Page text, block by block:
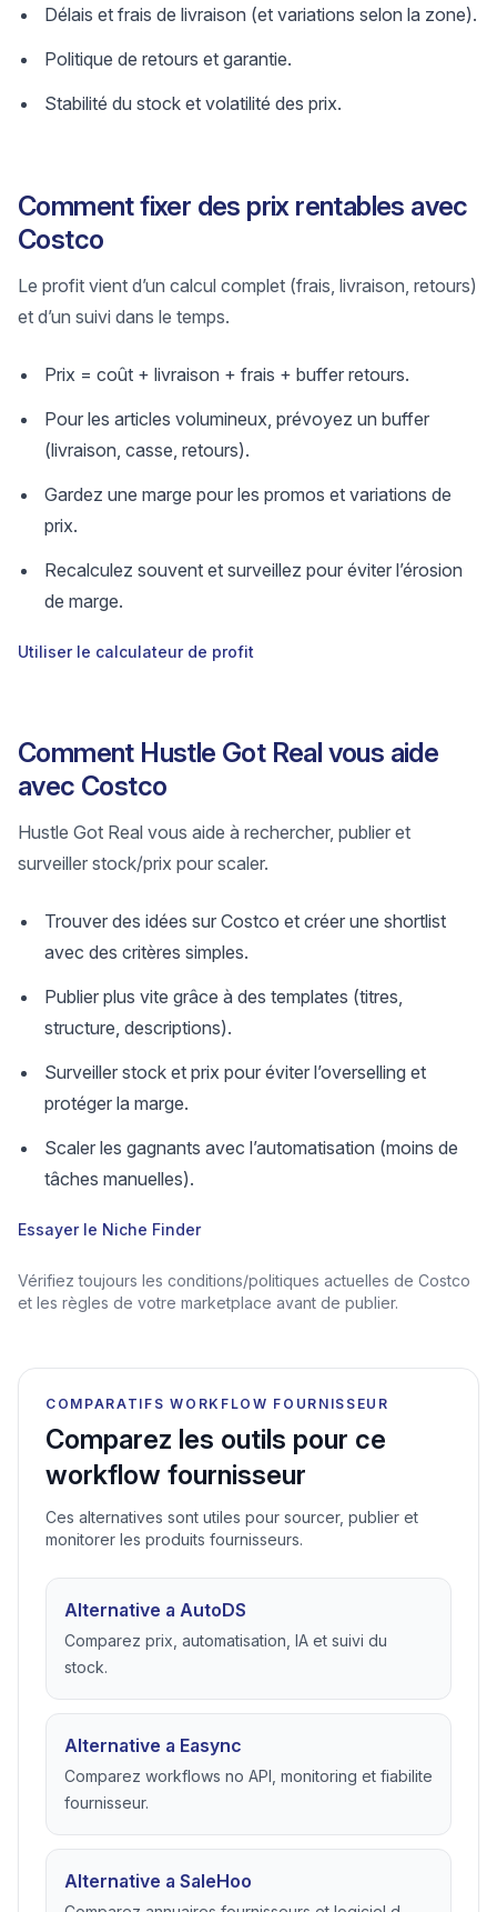
Délais et frais de livraison (et variations selon la zone).
Politique de retours et garantie.
Stabilité du stock et volatilité des prix.
Comment fixer des prix rentables avec
Costco
Le profit vient d’un calcul complet (frais, livraison, retours)
et d’un suivi dans le temps.
Prix = coût + livraison + frais + buffer retours.
Pour les articles volumineux, prévoyez un buffer
(livraison, casse, retours).
Gardez une marge pour les promos et variations de
prix.
Recalculez souvent et surveillez pour éviter l’érosion
de marge.
Utiliser le calculateur de profit
Comment Hustle Got Real vous aide
avec Costco
Hustle Got Real vous aide à rechercher, publier et
surveiller stock/prix pour scaler.
Trouver des idées sur Costco et créer une shortlist
avec des critères simples.
Publier plus vite grâce à des templates (titres,
structure, descriptions).
Surveiller stock et prix pour éviter l’overselling et
protéger la marge.
Scaler les gagnants avec l’automatisation (moins de
tâches manuelles).
Essayer le Niche Finder
Vérifiez toujours les conditions/politiques actuelles de Costco
et les règles de votre marketplace avant de publier.
COMPARATIFS WORKFLOW FOURNISSEUR
Comparez les outils pour ce
workflow fournisseur
Ces alternatives sont utiles pour sourcer, publier et
monitorer les produits fournisseurs.
Alternative a AutoDS
Comparez prix, automatisation, IA et suivi du
stock.
Alternative a Easync
Comparez workflows no API, monitoring et fiabilite
fournisseur.
Alternative a SaleHoo